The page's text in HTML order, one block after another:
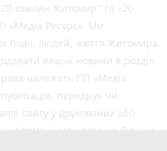
хвилин Житомир" та «20
«Медіа Ресурс». Ми
події, людей, життя Житомира.
власні новини в розділ
належать ПП «Медіа
передрук чи
сайту у друкованих або
інформації можлива не більше